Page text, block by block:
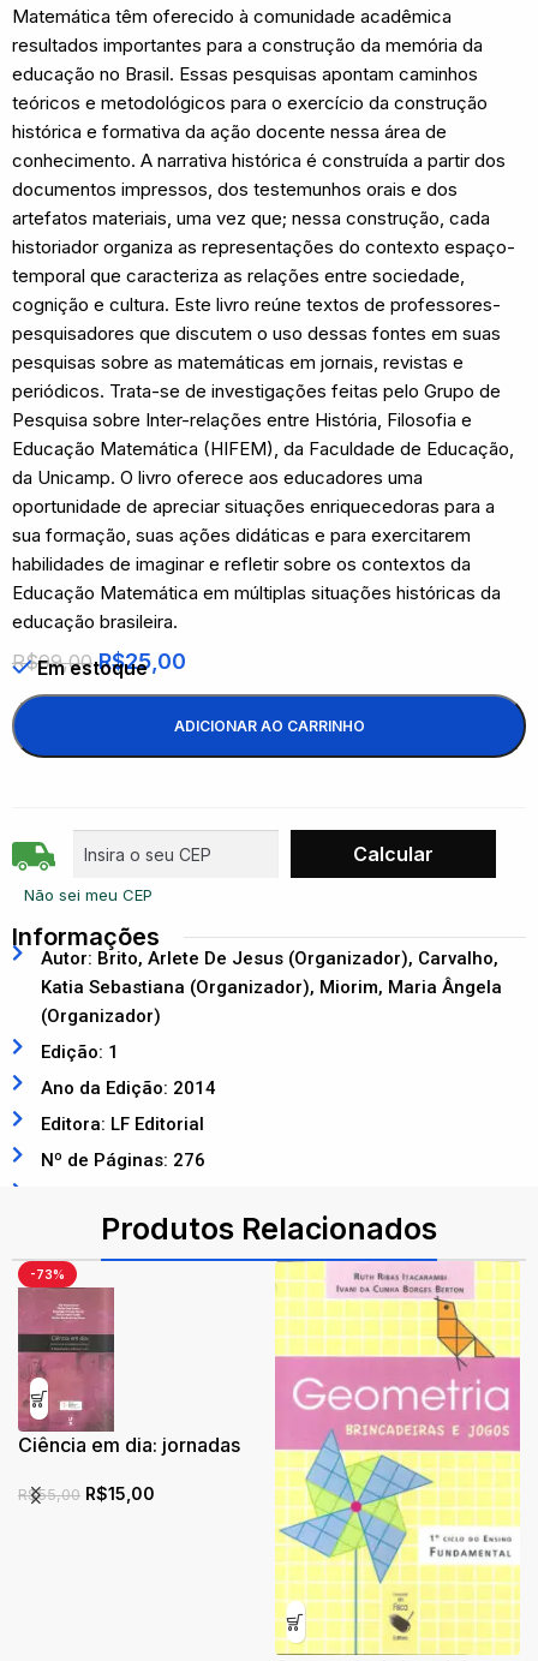
Matemática têm oferecido à comunidade acadêmica
resultados importantes para a construção da memória da
educação no Brasil. Essas pesquisas apontam caminhos
teóricos e metodológicos para o exercício da construção
histórica e formativa da ação docente nessa área de
conhecimento. A narrativa histórica é construída a partir dos
documentos impressos, dos testemunhos orais e dos
artefatos materiais, uma vez que; nessa construção, cada
historiador organiza as representações do contexto espaço-
temporal que caracteriza as relações entre sociedade,
cognição e cultura. Este livro reúne textos de professores-
pesquisadores que discutem o uso dessas fontes em suas
pesquisas sobre as matemáticas em jornais, revistas e
periódicos. Trata-se de investigações feitas pelo Grupo de
Pesquisa sobre Inter-relações entre História, Filosofia e
Educação Matemática (HIFEM), da Faculdade de Educação,
da Unicamp. O livro oferece aos educadores uma
oportunidade de apreciar situações enriquecedoras para a
sua formação, suas ações didáticas e para exercitarem
habilidades de imaginar e refletir sobre os contextos da
Educação Matemática em múltiplas situações históricas da
educação brasileira.
R$99,00 R$25,00
Em estoque
ADICIONAR AO CARRINHO
Não sei meu CEP
Informações
Autor: Brito, Arlete De Jesus (Organizador), Carvalho,
Katia Sebastiana (Organizador), Miorim, Maria Ângela
(Organizador)
Edição: 1
Ano da Edição: 2014
Editora: LF Editorial
Nº de Páginas: 276
Produtos Relacionados
-73%
Ciência em dia: jornadas
matemática está em tudo
R$55,00 R$15,00